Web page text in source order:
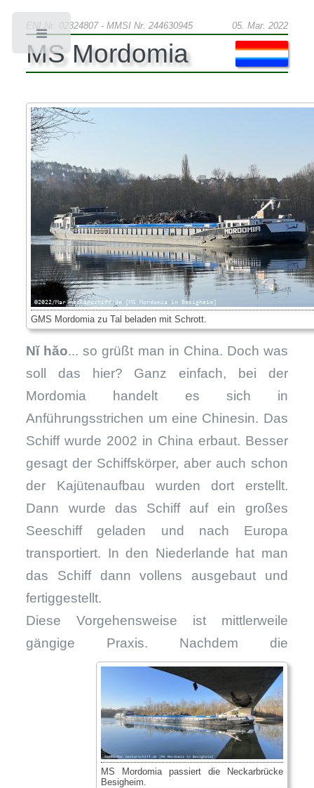
Toggle
ENI Nr. 02324807 - MMSI Nr. 244630945 05. Mar. 2022
MS Mordomia
GMS Mordomia zu Tal beladen mit Schrott.
Nǐ hǎo... so grüßt man in China. Doch was
soll das hier? Ganz einfach, bei der
Mordomia handelt es sich in
Anführungsstrichen um eine Chinesin. Das
Schiff wurde 2002 in China erbaut. Besser
gesagt der Schiffskörper, aber auch schon
der Kajütenaufbau wurden dort erstellt.
Dann wurde das Schiff auf ein großes
Seeschiff geladen und nach Europa
transportiert. In den Niederlande hat man
das Schiff dann vollens ausgebaut und
fertiggestellt.
Diese Vorgehensweise ist mittlerweile
gängige Praxis.
MS Mordomia passiert die Neckarbrücke
Besigheim.
Nachdem die